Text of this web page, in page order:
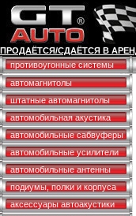
ПРОДАЁТСЯ/СДАЁТСЯ В
противоугонные системы
автомагнитолы
штатные автомагнитолы
автомобильная акустика
автомобильные сабвуферы
автомобильные усилители
автомобильные антенны
подиумы, полки и корпуса
аксессуары автоакустики